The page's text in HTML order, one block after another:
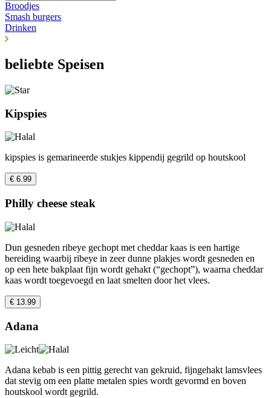
Broodjes
Smash burgers
Drinken
beliebte Speisen
Kipspies
kipspies is gemarineerde stukjes kippendij gegrild op houtskool
€ 6.99
Philly cheese steak
Dun gesneden ribeye gechopt met cheddar kaas is een hartige
bereiding waarbij ribeye in zeer dunne plakjes wordt gesneden en
op een hete bakplaat fijn wordt gehakt (“gechopt”), waarna cheddar
kaas wordt toegevoegd en laat smelten door het vlees.
€ 13.99
Adana
Adana kebab is een pittig gerecht van gekruid, fijngehakt lamsvlees
dat stevig om een platte metalen spies wordt gevormd en boven
houtskool wordt gegrild.